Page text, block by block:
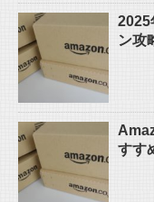
2025
ン攻
すす